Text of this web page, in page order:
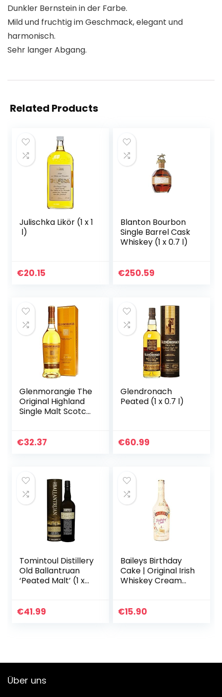
Dunkler Bernstein in der Farbe.
Mild und fruchtig im Geschmack, elegant und
harmonisch.
Sehr langer Abgang.
Related Products
Julischka Likör (1 x 1
l)
€20.15
Blanton Bourbon
Single Barrel Cask
Whiskey (1 x 0.7 l)
€250.59
Glenmorangie The
Original Highland
Single Malt Scotch
€32.37
Glendronach
Peated (1 x 0.7 l)
€60.99
Tomintoul Distillery
Old Ballantruan
‘Peated Malt’ (1 x
€41.99
Baileys Birthday
Cake | Original Irish
Whiskey Cream
neue
€15.90
Über uns